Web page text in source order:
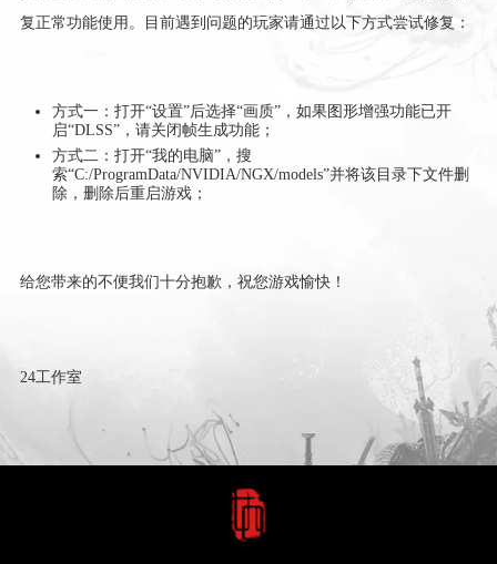
复正常功能使用。目前遇到问题的玩家请通过以下方式尝试修复：
方式一：打开“设置”后选择“画质”，如果图形增强功能已开
启“DLSS”，请关闭帧生成功能；
方式二：打开“我的电脑”，搜
索“C:/ProgramData/NVIDIA/NGX/models”并将该目录下文件删
除，删除后重启游戏；
给您带来的不便我们十分抱歉，祝您游戏愉快！
24工作室